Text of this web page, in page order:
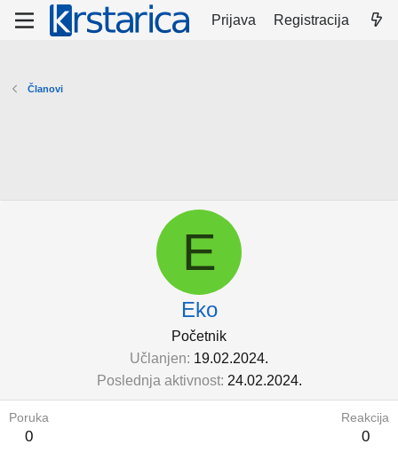
Prijava Registracija
Članovi
E
Eko
Početnik
Učlanjen 19.02.2024.
Poslednja aktivnost 24.02.2024.
Poruka
0
Reakcija
0